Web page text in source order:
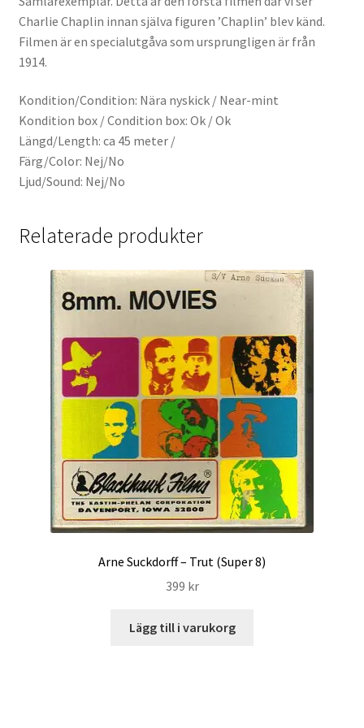
Charlie Chaplin innan själva figuren ’Chaplin’ blev känd.
Filmen är en specialutgåva som ursprungligen är från
1914.
Kondition/Condition: Nära nyskick / Near-mint
Kondition box / Condition box: Ok / Ok
Längd/Length: ca 45 meter /
Färg/Color: Nej/No
Ljud/Sound: Nej/No
Relaterade produkter
Arne Suckdorff – Trut (Super 8)
399 kr
Lägg till i varukorg